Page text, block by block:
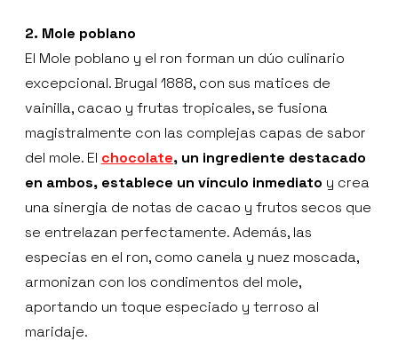
2. Mole poblano
El Mole poblano y el ron forman un dúo culinario
excepcional. Brugal 1888, con sus matices de
vainilla, cacao y frutas tropicales, se fusiona
magistralmente con las complejas capas de sabor
del mole. El chocolate, un ingrediente destacado
en ambos, establece un vínculo inmediato y crea
una sinergia de notas de cacao y frutos secos que
se entrelazan perfectamente. Además, las
especias en el ron, como canela y nuez moscada,
armonizan con los condimentos del mole,
aportando un toque especiado y terroso al
maridaje.